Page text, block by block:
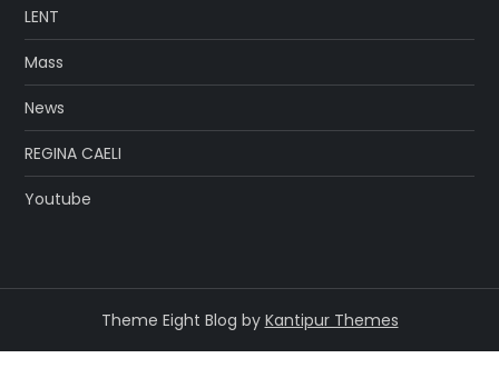
LENT
Mass
News
REGINA CAELI
Youtube
Theme Eight Blog by Kantipur Themes